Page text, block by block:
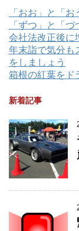
「おお」と「
「ずつ」と「
会社法改正後に
年末詣で気分も
をしましょう
箱根の紅葉をド
新着記事